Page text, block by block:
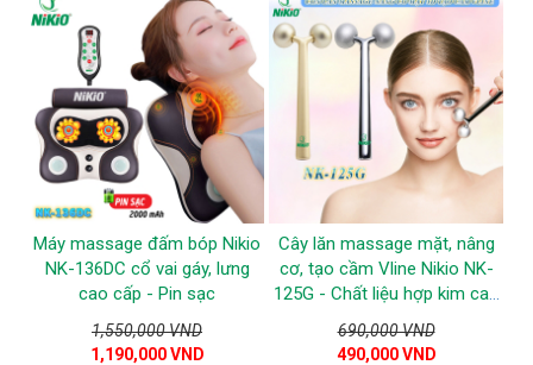
Máy massage đấm bóp Nikio
NK-136DC cổ vai gáy, lưng
cao cấp - Pin sạc
1,550,000 VND
1,190,000 VND
Cây lăn massage mặt, nâng
cơ, tạo cầm Vline Nikio NK-
125G - Chất liệu hợp kim cao
690,000 VND
490,000 VND